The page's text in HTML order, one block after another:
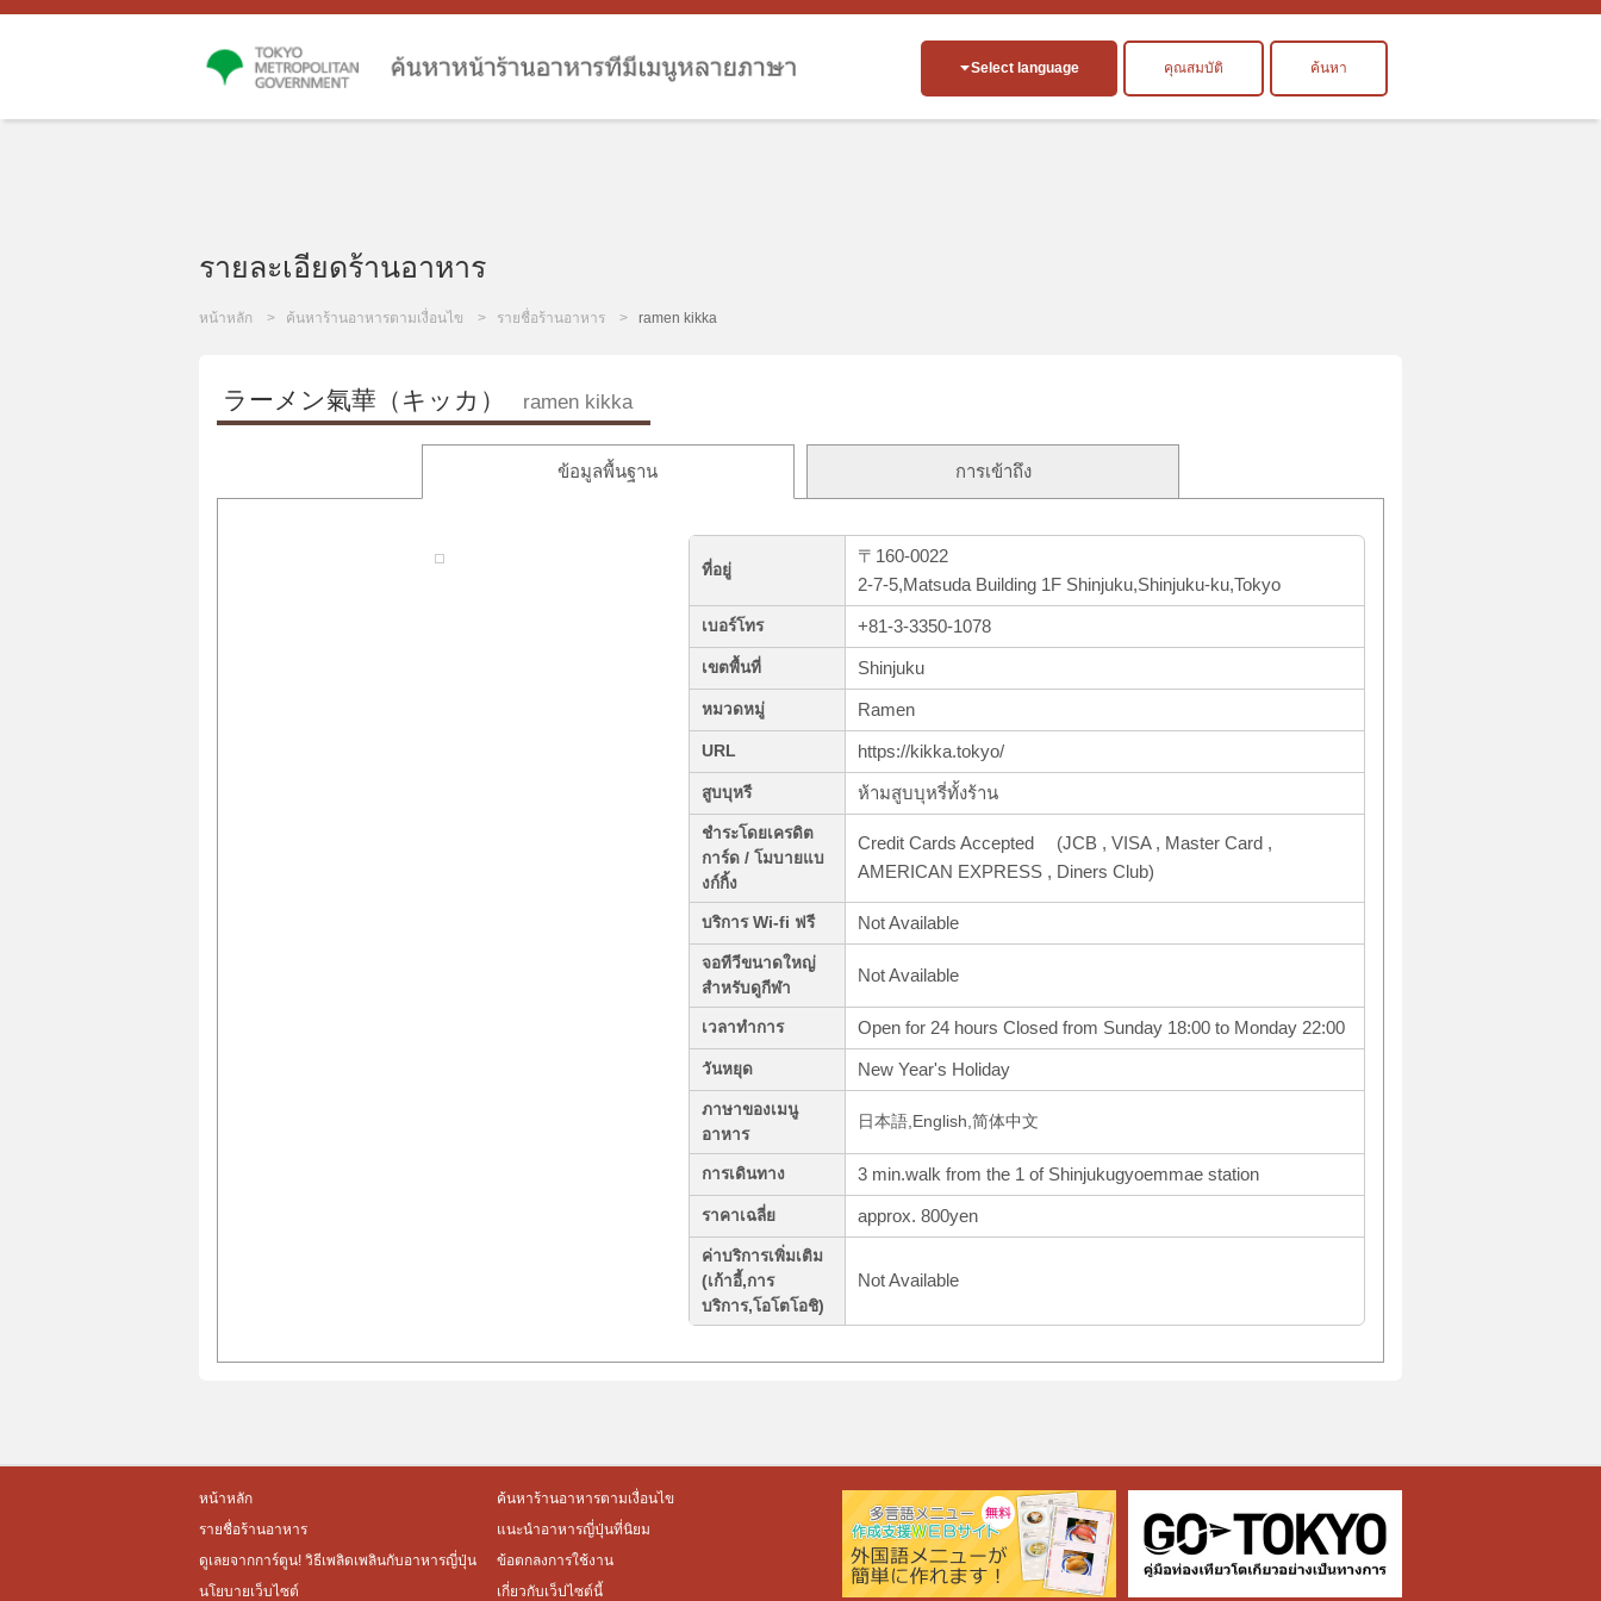
Select language คุณสมบัติ ค้นหา
รายละเอียดร้านอาหาร
หน้าหลัก ค้นหาร้านอาหารตามเงื่อนไข รายชื่อร้านอาหาร ramen kikka
ラーメン氣華（キッカ） ramen kikka
ข้อมูลพื้นฐาน การเข้าถึง
ที่อยู่
〒160-0022
2-7-5,Matsuda Building 1F Shinjuku,Shinjuku-ku,Tokyo
เบอร์โทร +81-3-3350-1078
เขตพื้นที่ Shinjuku
หมวดหมู่ Ramen
URL https://kikka.tokyo/
สูบบุหรี ห้ามสูบบุหรี่ทั้งร้าน
ชำระโดยเครดิต
การ์ด / โมบายแบ
งก์กิ้ง
Credit Cards Accepted (JCB , VISA , Master Card ,
AMERICAN EXPRESS , Diners Club)
บริการ Wi-fi ฟรี Not Available
จอทีวีขนาดใหญ่
สำหรับดูกีฬา
Not Available
เวลาทำการ Open for 24 hours Closed from Sunday 18:00 to Monday 22:00
วันหยุด New Year's Holiday
ภาษาของเมนู
อาหาร
日本語,English,简体中文
การเดินทาง 3 min.walk from the 1 of Shinjukugyoemmae station
ราคาเฉลี่ย approx. 800yen
ค่าบริการเพิ่มเติม
(เก้าอี้,การ
บริการ,โอโตโอชิ)
Not Available
หน้าหลัก
ค้นหาร้านอาหารตามเงื่อนไข
รายชื่อร้านอาหาร
แนะนำอาหารญี่ปุ่นที่นิยม
ดูเลยจากการ์ตูน! วิธีเพลิดเพลินกับอาหารญี่ปุ่น
ข้อตกลงการใช้งาน
นโยบายเว็บไซต์
เกี่ยวกับเว็ปไซต์นี้